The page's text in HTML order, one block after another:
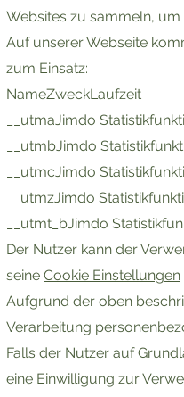
Websites zu sammeln,
Auf unserer Webseite
zum Einsatz:
NameZweckLaufzeit
__utmaJimdo
__utmbJimdo
__utmcJimdo
__utmzJimdo
__utmt_bJimdo
Der Nutzer kann der
seine Cookie Einstellungen
Aufgrund der oben
Verarbeitung
Falls der Nutzer auf
eine Einwilligung zur